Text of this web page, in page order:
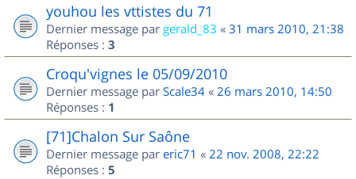
youhou les vttistes du 71
Dernier message par gerald_83 « 31 mars 2010, 21:38
Réponses : 3
Croqu'vignes le 05/09/2010
Dernier message par Scale34 « 26 mars 2010, 14:50
Réponses : 1
[71]Chalon Sur Saône
Dernier message par eric71 « 22 nov. 2008, 22:22
Réponses : 5